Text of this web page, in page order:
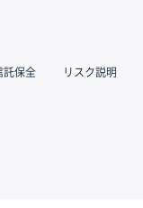
託保全 リスク説明